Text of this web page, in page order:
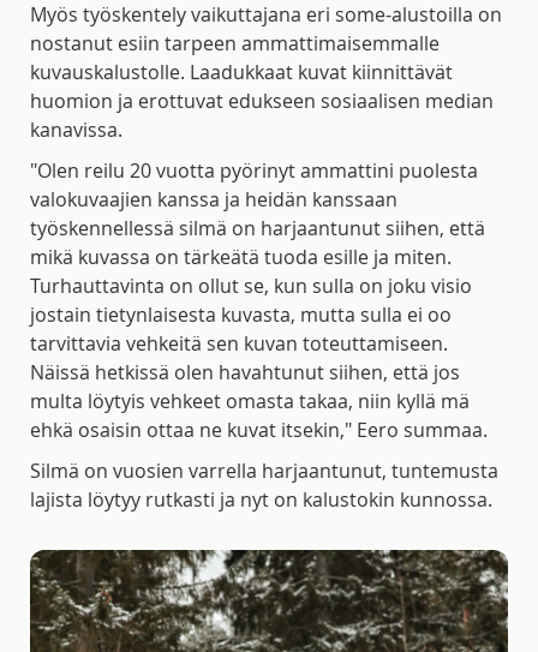
Myös työskentely vaikuttajana eri some-alustoilla on
nostanut esiin tarpeen ammattimaisemmalle
kuvauskalustolle. Laadukkaat kuvat kiinnittävät
huomion ja erottuvat edukseen sosiaalisen median
kanavissa.
"Olen reilu 20 vuotta pyörinyt ammattini puolesta
valokuvaajien kanssa ja heidän kanssaan
työskennellessä silmä on harjaantunut siihen, että
mikä kuvassa on tärkeätä tuoda esille ja miten.
Turhauttavinta on ollut se, kun sulla on joku visio
jostain tietynlaisesta kuvasta, mutta sulla ei oo
tarvittavia vehkeitä sen kuvan toteuttamiseen.
Näissä hetkissä olen havahtunut siihen, että jos
multa löytyis vehkeet omasta takaa, niin kyllä mä
ehkä osaisin ottaa ne kuvat itsekin," Eero summaa.
Silmä on vuosien varrella harjaantunut, tuntemusta
lajista löytyy rutkasti ja nyt on kalustokin kunnossa.